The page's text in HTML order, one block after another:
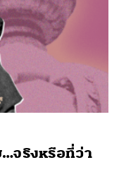
…จริงหรือที่ว่า